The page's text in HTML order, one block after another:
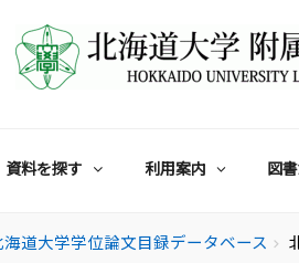
資料を探す 利用案内 図
海道大学学位論文目録データベース chevron_right